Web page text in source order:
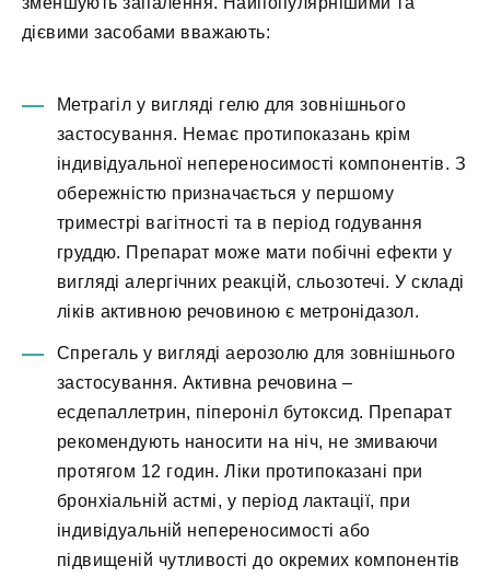
дієвими засобами вважають:
Метрагіл у вигляді гелю для зовнішнього
застосування. Немає протипоказань крім
індивідуальної непереносимості компонентів. З
обережністю призначається у першому
триместрі вагітності та в період годування
груддю. Препарат може мати побічні ефекти у
вигляді алергічних реакцій, сльозотечі. У складі
ліків активною речовиною є метронідазол.
Спрегаль у вигляді аерозолю для зовнішнього
застосування. Активна речовина –
есдепаллетрин, піпероніл бутоксид. Препарат
рекомендують наносити на ніч, не змиваючи
протягом 12 годин. Ліки протипоказані при
бронхіальній астмі, у період лактації, при
індивідуальній непереносимості або
підвищеній чутливості до окремих компонентів